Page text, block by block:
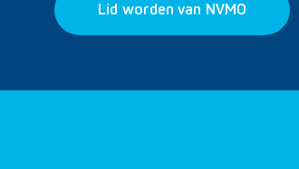
Lid worden van NVMO